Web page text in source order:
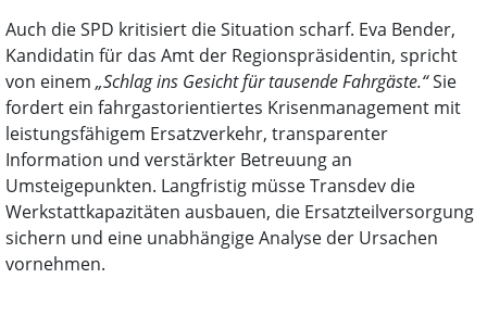
Auch die SPD kritisiert die Situation scharf. Eva Bender,
Kandidatin für das Amt der Regionspräsidentin, spricht
von einem „Schlag ins Gesicht für tausende Fahrgäste.“Sie
fordert ein fahrgastorientiertes Krisenmanagement mit
leistungsfähigem Ersatzverkehr, transparenter
Information und verstärkter Betreuung an
Umsteigepunkten. Langfristig müsse Transdev die
Werkstattkapazitäten ausbauen, die Ersatzteilversorgung
sichern und eine unabhängige Analyse der Ursachen
vornehmen.